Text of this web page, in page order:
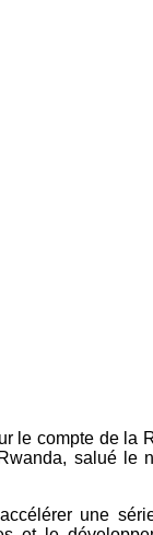
le compte de
salué le
une